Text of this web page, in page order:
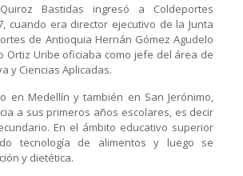
Bastidas ingresó a Coldeportes
cuando era director ejecutivo de la Junta
de Antioquia Hernán Gómez Agudelo
Ortiz Uribe oficiaba como jefe del área de
y Ciencias Aplicadas.
en Medellín y también en San Jerónimo,
a sus primeros años escolares, es decir
En el ámbito educativo superior
tecnología de alimentos y luego se
y dietética.